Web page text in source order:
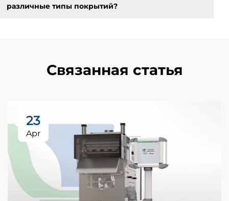
различные типы покрытий?
Связанная статья
23
Apr